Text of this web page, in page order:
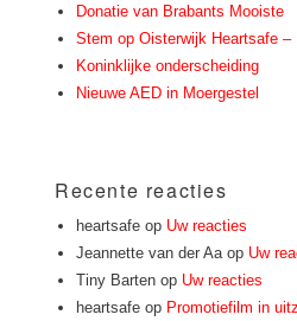
Donatie van Brabants Mooiste
Stem op Oisterwijk Heartsafe –
Koninklijke onderscheiding
Nieuwe AED in Moergestel
Recente reacties
heartsafeop Uw reacties
Jeannette van der Aaop Uw
Tiny Bartenop Uw reacties
heartsafeop Promotiefilm in